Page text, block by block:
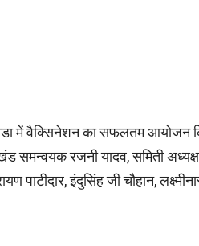
में वैक्सिनेशन का सफलतम आयोजन
समन्वयक रजनी यादव, समिती अध्यक्ष
इंदुसिंह जी चौहान,